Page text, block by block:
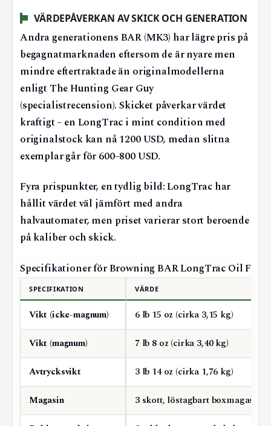
VÄRDEPÅVERKAN AV SKICK OCH GENERATION
Andra generationens BAR (MK3) har lägre pris på
begagnatmarknaden eftersom de är nyare men
mindre eftertraktade än originalmodellerna
enligt The Hunting Gear Guy
(specialistrecension). Skicket påverkar värdet
kraftigt – en LongTrac i mint condition med
originalstock kan nå 1200 USD, medan slitna
exemplar går för 600–800 USD.
Fyra prispunkter, en tydlig bild: LongTrac har
hållit värdet väl jämfört med andra
halvautomater, men priset varierar stort beroende
på kaliber och skick.
Specifikationer för Browning BAR LongTrac Oil
SPECIFIKATION VÄRDE
Vikt (icke-magnum) 6 lb 15 oz (cirka 3,15 kg)
Vikt (magnum) 7 lb 8 oz (cirka 3,40 kg)
Avtrycksvikt 3 lb 14 oz (cirka 1,76 kg)
Magasin 3 skott, löstagbart boxmagasin